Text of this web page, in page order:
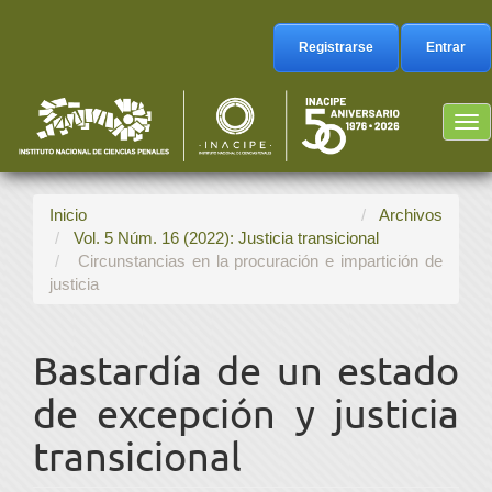
Barra
lateral
Registrarse Entrar
Inicio
Archivos
Vol. 5 Núm. 16 (2022): Justicia transicional
Circunstancias en la procuración e impartición de
justicia
Bastardía de un estado
de excepción y justicia
transicional